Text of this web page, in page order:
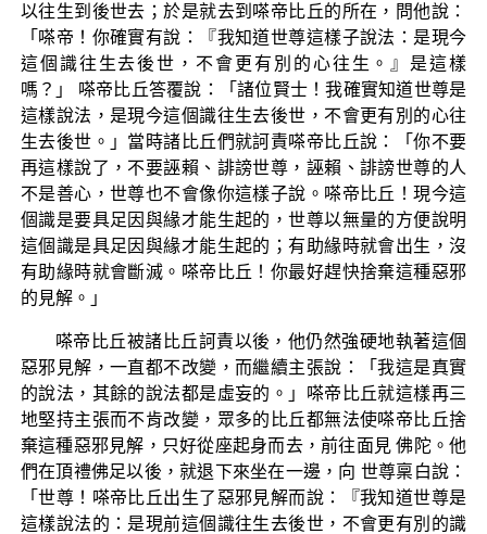
以往生到後世去；於是就去到嗏帝比丘的所在，問他說：
「嗏帝！你確實有說：『我知道世尊這樣子說法：是現今
這個識往生去後世，不會更有別的心往生。』是這樣
嗎？」 嗏帝比丘答覆說：「諸位賢士！我確實知道世尊是
這樣說法，是現今這個識往生去後世，不會更有別的心往
生去後世。」當時諸比丘們就訶責嗏帝比丘說：「你不要
再這樣說了，不要誣賴、誹謗世尊，誣賴、誹謗世尊的人
不是善心，世尊也不會像你這樣子說。嗏帝比丘！現今這
個識是要具足因與緣才能生起的，世尊以無量的方便說明
這個識是具足因與緣才能生起的；有助緣時就會出生，沒
有助緣時就會斷滅。嗏帝比丘！你最好趕快捨棄這種惡邪
的見解。」
嗏帝比丘被諸比丘訶責以後，他仍然強硬地執著這個
惡邪見解，一直都不改變，而繼續主張說：「我這是真實
的說法，其餘的說法都是虛妄的。」嗏帝比丘就這樣再三
地堅持主張而不肯改變，眾多的比丘都無法使嗏帝比丘捨
棄這種惡邪見解，只好從座起身而去，前往面見 佛陀。他
們在頂禮佛足以後，就退下來坐在一邊，向 世尊稟白說：
「世尊！嗏帝比丘出生了惡邪見解而說：『我知道世尊是
這樣說法的：是現前這個識往生去後世，不會更有別的識